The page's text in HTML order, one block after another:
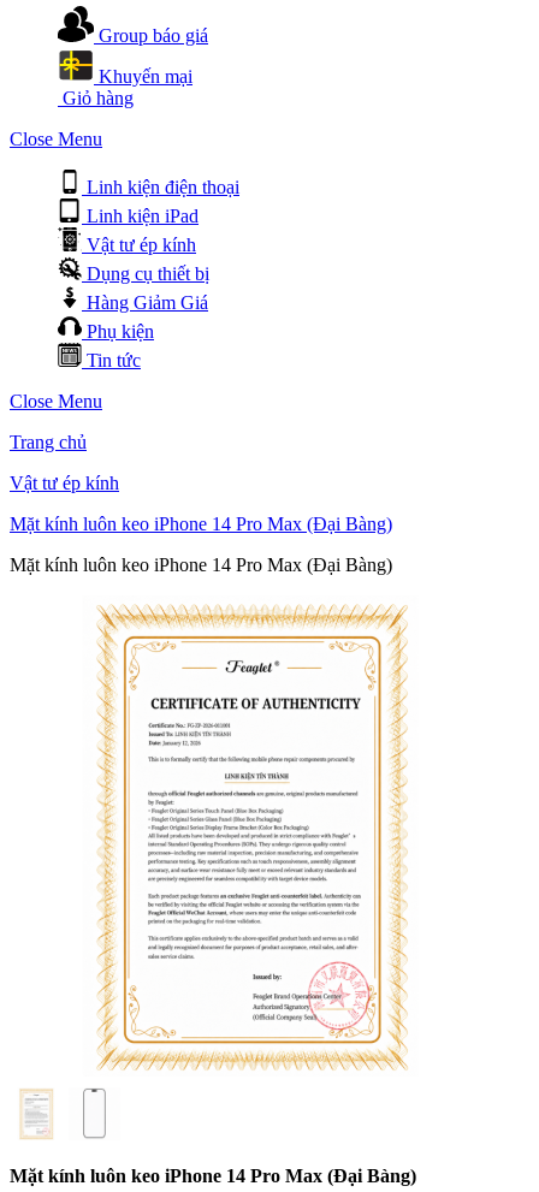
Group báo giá
Khuyến mại
Giỏ hàng
Close Menu
Linh kiện điện thoại
Linh kiện iPad
Vật tư ép kính
Dụng cụ thiết bị
Hàng Giảm Giá
Phụ kiện
Tin tức
Close Menu
Trang chủ
Vật tư ép kính
Mặt kính luôn keo iPhone 14 Pro Max (Đại Bàng)
Mặt kính luôn keo iPhone 14 Pro Max (Đại Bàng)
Mặt kính luôn keo iPhone 14 Pro Max (Đại Bàng)